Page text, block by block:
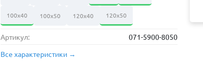
100х40 100х50 120х40 120х50
Артикул:
071-5900-8050
Все характеристики →